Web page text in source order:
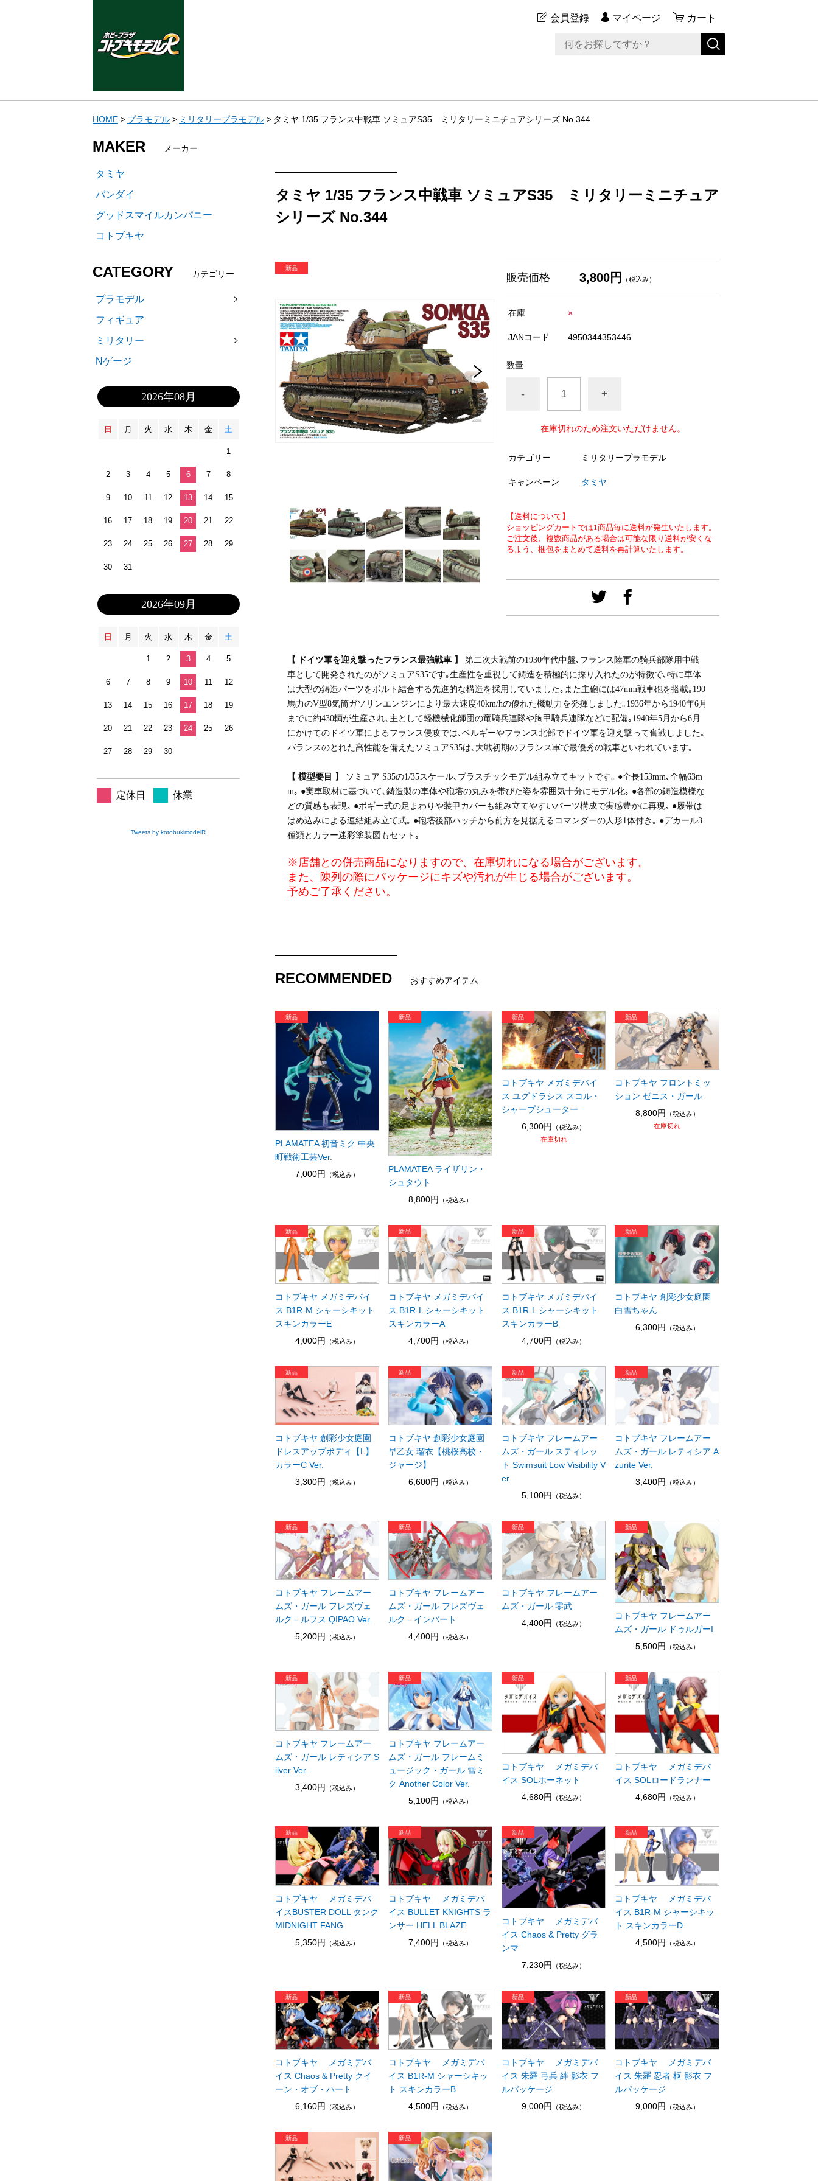
会員登録 マイページ カート
HOME プラモデル ミリタリープラモデル タミヤ 1/35 フランス中戦車 ソミュアS35 ミリタリーミニチュアシリーズ No.344
タミヤ 1/35 フランス中戦車 ソミュアS35 ミリタリーミニチュア
シリーズ No.344
販売価格 3,800円 （税込み）
在庫 ×
JANコード 4950344353446
数量
- +
在庫切れのため注文いただけません。
カテゴリー ミリタリープラモデル
キャンペーン タミヤ
【送料について】
ショッピングカートでは1商品毎に送料が発生いたします。
ご注文後、複数商品がある場合は可能な限り送料が安くな
るよう、梱包をまとめて送料を再計算いたします。
【 ドイツ軍を迎え撃ったフランス最強戦車 】
第二次大戦前の1930年代中盤､フランス陸軍の騎兵部隊用中戦
車として開発されたのがソミュアS35です｡生産性を重視して鋳造を積極的に採り入れたのが特徴で､特に車体
は大型の鋳造パーツをボルト結合する先進的な構造を採用していました｡また主砲には47mm戦車砲を搭載｡190
馬力のV型8気筒ガソリンエンジンにより最大速度40km/hの優れた機動力を発揮しました｡1936年から1940年6月
までに約430輌が生産され､主として軽機械化師団の竜騎兵連隊や胸甲騎兵連隊などに配備｡1940年5月から6月
にかけてのドイツ軍によるフランス侵攻では､ベルギーやフランス北部でドイツ軍を迎え撃って奮戦しました｡
バランスのとれた高性能を備えたソミュアS35は､大戦初期のフランス軍で最優秀の戦車といわれています｡
【 模型要目 】
ソミュア S35の1/35スケール､プラスチックモデル組み立てキットです｡ ●全長153mm､全幅63m
m｡ ●実車取材に基づいて､鋳造製の車体や砲塔の丸みを帯びた姿を雰囲気十分にモデル化｡ ●各部の鋳造模様な
どの質感も表現｡ ●ボギー式の足まわりや装甲カバーも組み立てやすいパーツ構成で実感豊かに再現｡ ●履帯は
はめ込みによる連結組み立て式｡ ●砲塔後部ハッチから前方を見据えるコマンダーの人形1体付き｡ ●デカール3
種類とカラー迷彩塗装図もセット｡
※店舗との併売商品になりますので、在庫切れになる場合がございます。
また、陳列の際にパッケージにキズや汚れが生じる場合がございます。
予めご了承ください。
RECOMMENDED おすすめアイテム
PLAMATEA 初音ミク 中央
町戦術工芸Ver.
7,000円
（税込み）
PLAMATEA ライザリン・
シュタウト
8,800円
（税込み）
コトブキヤ メガミデバイ
ス ユグドラシス スコル・
シャープシューター
6,300円
（税込み）
在庫切れ
コトブキヤ フロントミッ
ション ゼニス・ガール
8,800円
（税込み）
在庫切れ
コトブキヤ メガミデバイ
ス B1R-M シャーシキット
スキンカラーE
4,000円
（税込み）
コトブキヤ メガミデバイ
ス B1R-L シャーシキット
スキンカラーA
4,700円
（税込み）
コトブキヤ メガミデバイ
ス B1R-L シャーシキット
スキンカラーB
4,700円
（税込み）
コトブキヤ 創彩少女庭園
白雪ちゃん
6,300円
（税込み）
コトブキヤ 創彩少女庭園
ドレスアップボディ【L】
カラーC Ver.
3,300円
（税込み）
コトブキヤ 創彩少女庭園
早乙女 瑠衣【桃桜高校・
ジャージ】
6,600円
（税込み）
コトブキヤ フレームアー
ムズ・ガール スティレッ
ト Swimsuit Low Visibility V
er.
5,100円
（税込み）
コトブキヤ フレームアー
ムズ・ガール レティシア A
zurite Ver.
3,400円
（税込み）
コトブキヤ フレームアー
ムズ・ガール フレズヴェ
ルク＝ルフス QIPAO Ver.
5,200円
（税込み）
コトブキヤ フレームアー
ムズ・ガール フレズヴェ
ルク＝インバート
4,400円
（税込み）
コトブキヤ フレームアー
ムズ・ガール 零武
4,400円
（税込み）
コトブキヤ フレームアー
ムズ・ガール ドゥルガーI
5,500円
（税込み）
コトブキヤ フレームアー
ムズ・ガール レティシア S
ilver Ver.
3,400円
（税込み）
コトブキヤ フレームアー
ムズ・ガール フレームミ
ュージック・ガール 雪ミ
ク Another Color Ver.
5,100円
（税込み）
コトブキヤ メガミデバ
イス SOLホーネット
4,680円
（税込み）
コトブキヤ メガミデバ
イス SOLロードランナー
4,680円
（税込み）
コトブキヤ メガミデバ
イスBUSTER DOLL タンク
MIDNIGHT FANG
5,350円 （税込み）
コトブキヤ メガミデバ
イス BULLET KNIGHTS ラ
ンサー HELL BLAZE
7,400円 （税込み）
コトブキヤ メガミデバ
イス Chaos & Pretty グラ
ンマ
7,230円
（税込み）
コトブキヤ メガミデバ
イス B1R-M シャーシキッ
ト スキンカラーD
4,500円 （税込み）
コトブキヤ メガミデバ
イス Chaos & Pretty クイ
ーン・オブ・ハート
6,160円
（税込み）
コトブキヤ メガミデバ
イス B1R-M シャーシキッ
ト スキンカラーB
4,500円
（税込み）
コトブキヤ メガミデバ
イス 朱羅 弓兵 絆 影衣 フ
ルパッケージ
9,000円
（税込み）
コトブキヤ メガミデバ
イス 朱羅 忍者 枢 影衣 フ
ルパッケージ
9,000円
（税込み）
MAKER メーカー
タミヤ
バンダイ
グッドスマイルカンパニー
コトブキヤ
CATEGORY カテゴリー
プラモデル
フィギュア
ミリタリー
Nゲージ
2026年08月
日 月 火 水 木 金 土
1
2 3 4 5 6 7 8
9 10 11 12 13 14 15
16 17 18 19 20 21 22
23 24 25 26 27 28 29
30 31
2026年09月
日 月 火 水 木 金 土
1 2 3 4 5
6 7 8 9 10 11 12
13 14 15 16 17 18 19
20 21 22 23 24 25 26
27 28 29 30
定休日 休業
Tweets by kotobukimodelR